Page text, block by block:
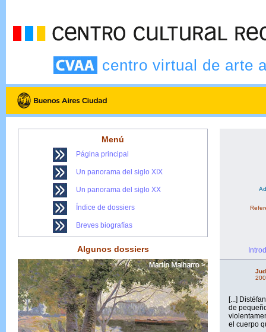
centro virtual de arte
Menú
Página principal
Un panorama del siglo XIX
Un panorama del siglo XX
Índice de dossiers
Breves biografías
Algunos dossiers
[...]
de
el cuerpo